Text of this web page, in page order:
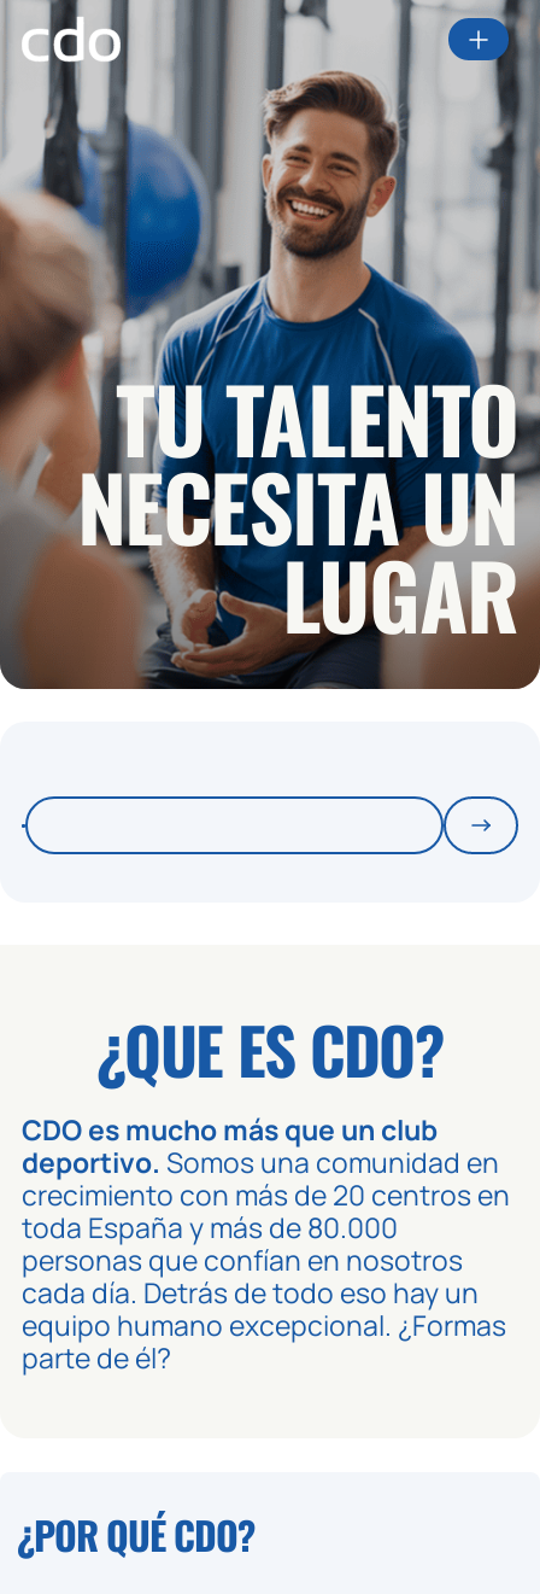
TU TALENTO
NECESITA UN
LUGAR
¿QUE ES CDO?
CDO es mucho más que un club
deportivo. Somos una comunidad en
crecimiento con más de 20 centros en
toda España y más de 80.000
personas que confían en nosotros
cada día. Detrás de todo eso hay un
equipo humano excepcional. ¿Formas
parte de él?
¿POR QUÉ CDO?